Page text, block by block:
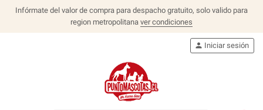
Infórmate del valor de compra para despacho gratuito, solo valido para
region metropolitana ver condiciones
person Iniciar sesión